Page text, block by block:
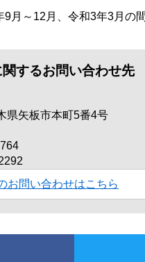
9月～12月、令和3年3月の
するお問い合わせ先
県矢板市本町5番4号
お問い合わせはこちら